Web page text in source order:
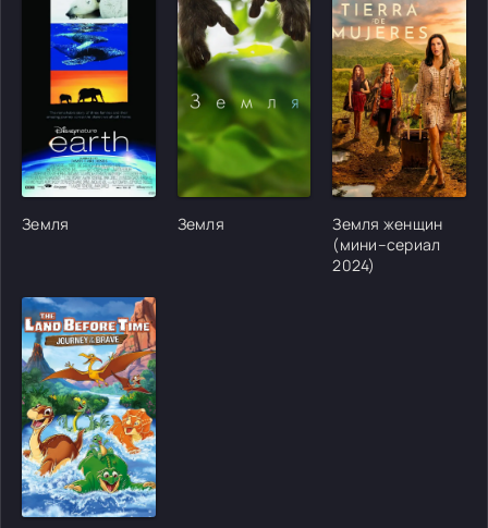
[/xfgiven_cvh_poster_urlcvh_poster_url]
Земля
[/xfgiven_cvh_poster_urlcvh_poster_url]
Земля
[/
Земля женщин
(мини–сериал
2024)
[/xfgiven_cvh_poster_urlcvh_poster_url]